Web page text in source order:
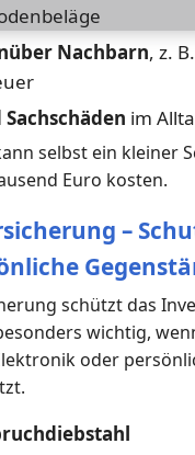
Nachbarn, z.
im
selbst ein kleiner
Euro kosten.
–
schützt das
wichtig,
oder